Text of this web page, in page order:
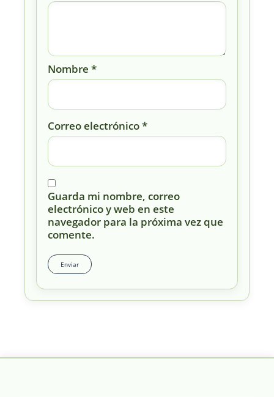
Nombre *
Correo electrónico*
Guarda mi nombre, correo
electrónico y web en este
navegador para la próxima vez que
comente.